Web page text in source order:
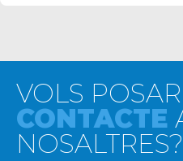
VOLS
CONTACTE
NOSALTRES?